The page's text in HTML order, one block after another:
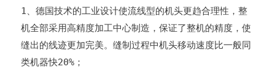
1、德国技术的工业设计使流线型的机头更趋合理性，整
机全部采用高精度加工中心制造，保证了整机的精度，使
缝出的线迹更加完美。缝制过程中机头移动速度比一般同
类机器快20%；